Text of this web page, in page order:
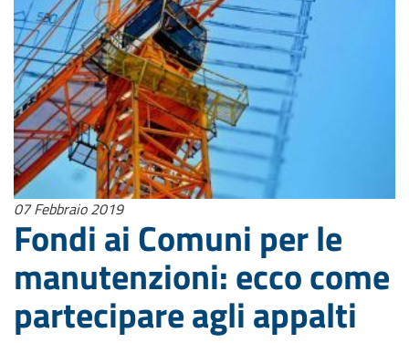
07 Febbraio 2019
Fondi ai Comuni per le
manutenzioni: ecco come
partecipare agli appalti